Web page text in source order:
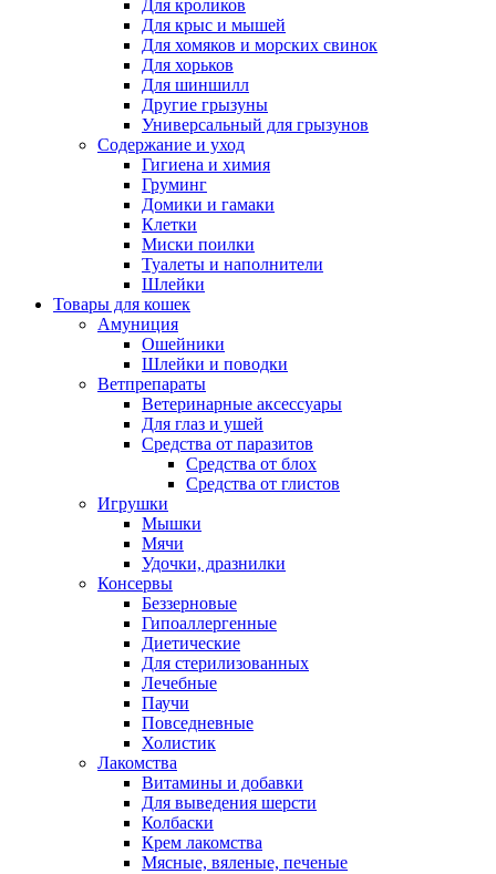
Для кроликов
Для крыс и мышей
Для хомяков и морских свинок
Для хорьков
Для шиншилл
Другие грызуны
Универсальный для грызунов
Содержание и уход
Гигиена и химия
Груминг
Домики и гамаки
Клетки
Миски поилки
Туалеты и наполнители
Шлейки
Товары для кошек
Амуниция
Ошейники
Шлейки и поводки
Ветпрепараты
Ветеринарные аксессуары
Для глаз и ушей
Средства от паразитов
Средства от блох
Средства от глистов
Игрушки
Мышки
Мячи
Удочки, дразнилки
Консервы
Беззерновые
Гипоаллергенные
Диетические
Для стерилизованных
Лечебные
Паучи
Повседневные
Холистик
Лакомства
Витамины и добавки
Для выведения шерсти
Колбаски
Крем лакомства
Мясные, вяленые, печеные